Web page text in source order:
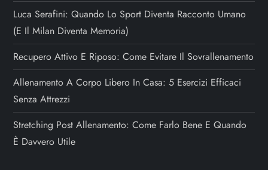
Luca Serafini: Quando Lo Sport Diventa Racconto Umano
(e Il Milan Diventa Memoria)
Recupero Attivo E Riposo: Come Evitare Il Sovrallenamento
Allenamento A Corpo Libero In Casa: 5 Esercizi Efficaci
Senza Attrezzi
Stretching Post Allenamento: Come Farlo Bene E Quando
È Davvero Utile